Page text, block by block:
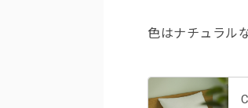
色はナチュラル